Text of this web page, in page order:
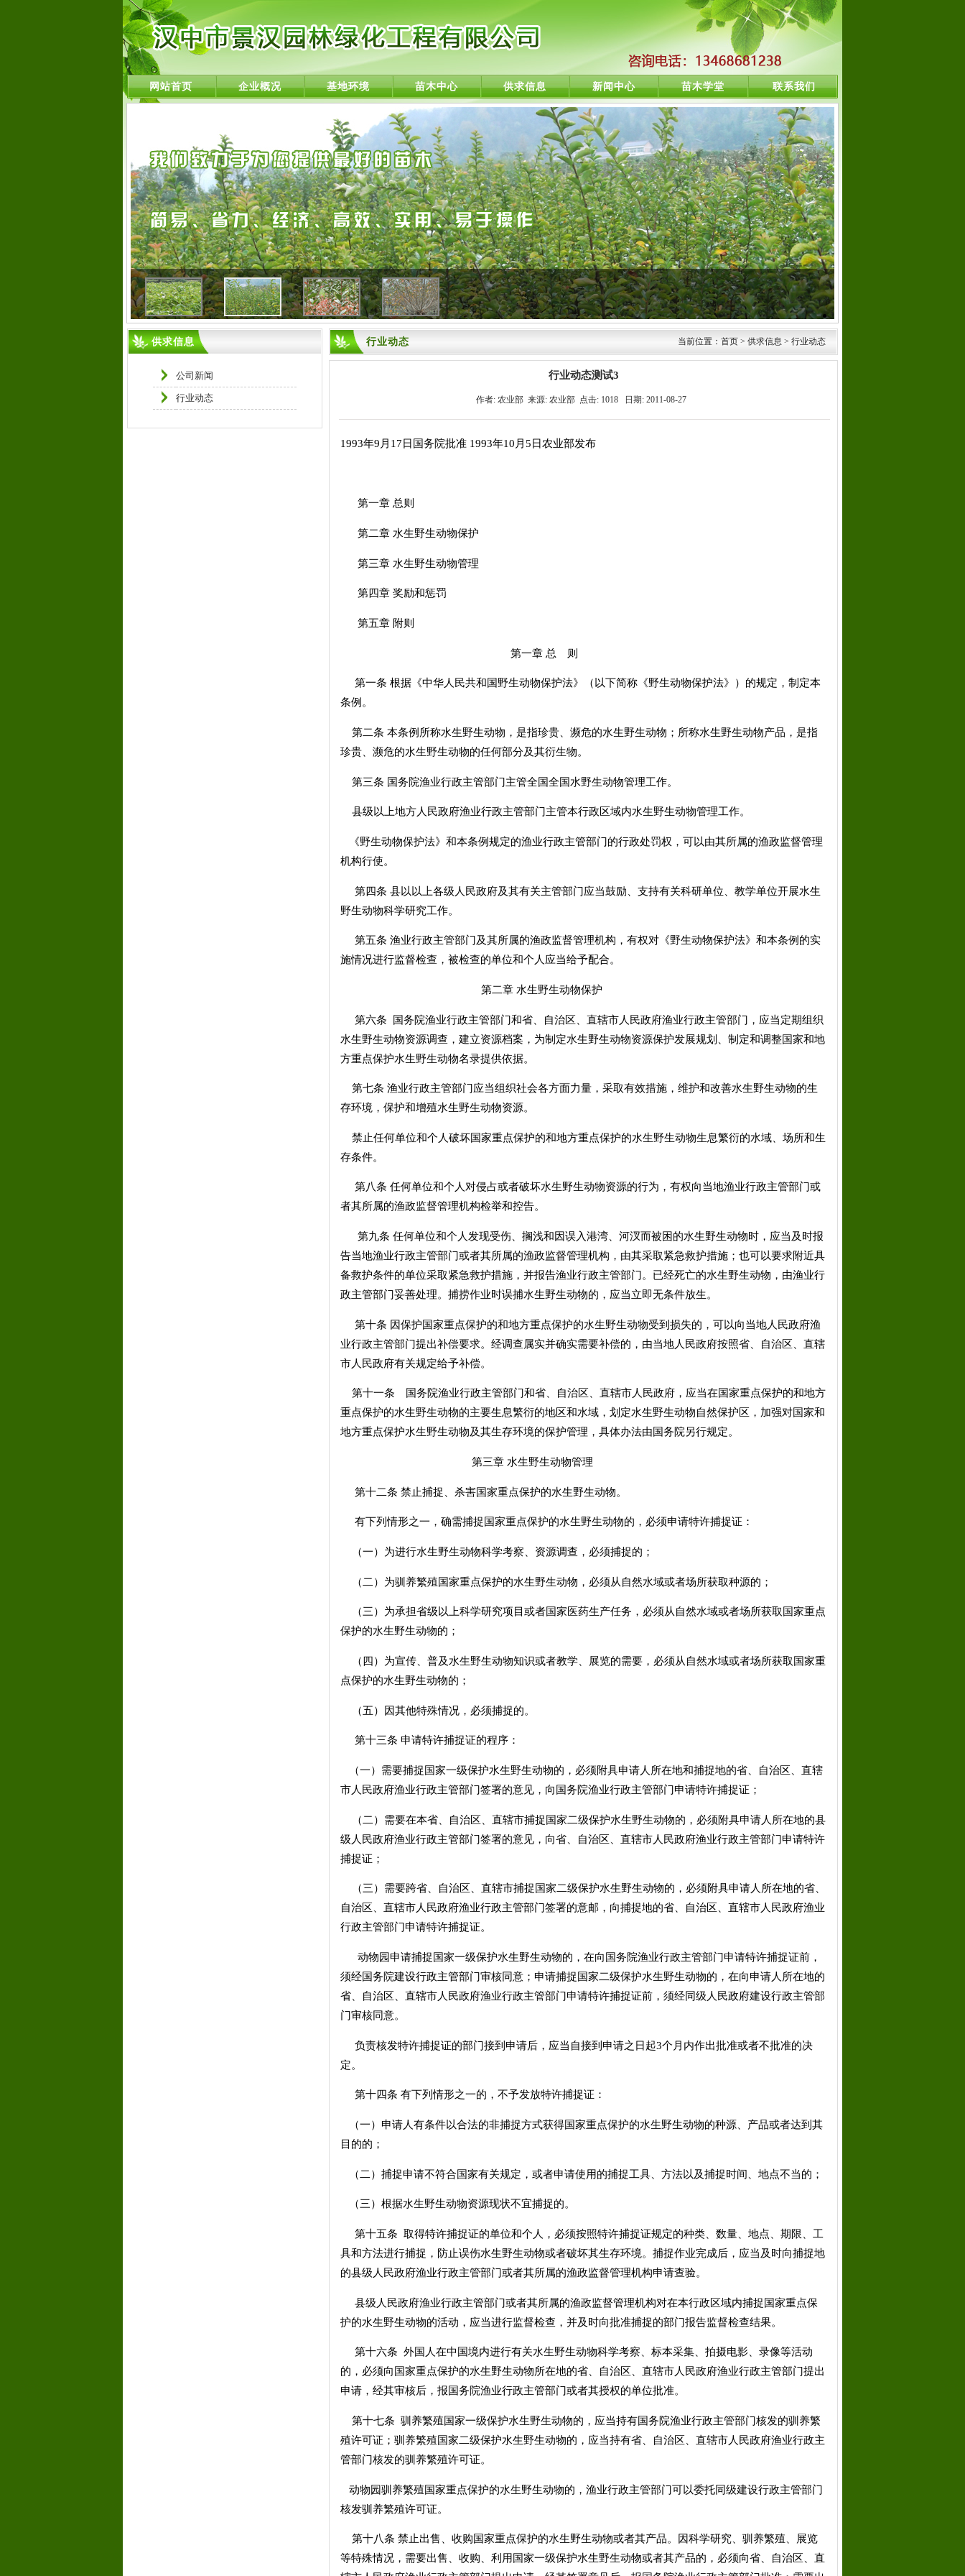
网站首页 企业概况 基地环境 苗木中心 供求信息 新闻中心 苗木学堂 联系我们
供求信息
公司新闻
行业动态
行业动态 当前位置：首页 > 供求信息 > 行业动态
行业动态测试3
作者: 农业部 来源: 农业部 点击: 1018 日期: 2011-08-27
1993年9月17日国务院批准 1993年10月5日农业部发布
第一章 总则
第二章 水生野生动物保护
第三章 水生野生动物管理
第四章 奖励和惩罚
第五章 附则
第一章 总 则
第一条 根据《中华人民共和国野生动物保护法》（以下简称《野生动物保护法》）的规定，制定本
条例。
第二条 本条例所称水生野生动物，是指珍贵、濒危的水生野生动物；所称水生野生动物产品，是指
珍贵、濒危的水生野生动物的任何部分及其衍生物。
第三条 国务院渔业行政主管部门主管全国全国水野生动物管理工作。
县级以上地方人民政府渔业行政主管部门主管本行政区域内水生野生动物管理工作。
《野生动物保护法》和本条例规定的渔业行政主管部门的行政处罚权，可以由其所属的渔政监督管理
机构行使。
第四条 县以以上各级人民政府及其有关主管部门应当鼓励、支持有关科研单位、教学单位开展水生
野生动物科学研究工作。
第五条 渔业行政主管部门及其所属的渔政监督管理机构，有权对《野生动物保护法》和本条例的实
施情况进行监督检查，被检查的单位和个人应当给予配合。
第二章 水生野生动物保护
第六条 国务院渔业行政主管部门和省、自治区、直辖市人民政府渔业行政主管部门，应当定期组织
水生野生动物资源调查，建立资源档案，为制定水生野生动物资源保护发展规划、制定和调整国家和地
方重点保护水生野生动物名录提供依据。
第七条 渔业行政主管部门应当组织社会各方面力量，采取有效措施，维护和改善水生野生动物的生
存环境，保护和增殖水生野生动物资源。
禁止任何单位和个人破坏国家重点保护的和地方重点保护的水生野生动物生息繁衍的水域、场所和生
存条件。
第八条 任何单位和个人对侵占或者破坏水生野生动物资源的行为，有权向当地渔业行政主管部门或
者其所属的渔政监督管理机构检举和控告。
第九条 任何单位和个人发现受伤、搁浅和因误入港湾、河汊而被困的水生野生动物时，应当及时报
告当地渔业行政主管部门或者其所属的渔政监督管理机构，由其采取紧急救护措施；也可以要求附近具
备救护条件的单位采取紧急救护措施，并报告渔业行政主管部门。已经死亡的水生野生动物，由渔业行
政主管部门妥善处理。捕捞作业时误捕水生野生动物的，应当立即无条件放生。
第十条 因保护国家重点保护的和地方重点保护的水生野生动物受到损失的，可以向当地人民政府渔
业行政主管部门提出补偿要求。经调查属实并确实需要补偿的，由当地人民政府按照省、自治区、直辖
市人民政府有关规定给予补偿。
第十一条 国务院渔业行政主管部门和省、自治区、直辖市人民政府，应当在国家重点保护的和地方
重点保护的水生野生动物的主要生息繁衍的地区和水域，划定水生野生动物自然保护区，加强对国家和
地方重点保护水生野生动物及其生存环境的保护管理，具体办法由国务院另行规定。
第三章 水生野生动物管理
第十二条 禁止捕捉、杀害国家重点保护的水生野生动物。
有下列情形之一，确需捕捉国家重点保护的水生野生动物的，必须申请特许捕捉证：
（一）为进行水生野生动物科学考察、资源调查，必须捕捉的；
（二）为驯养繁殖国家重点保护的水生野生动物，必须从自然水域或者场所获取种源的；
（三）为承担省级以上科学研究项目或者国家医药生产任务，必须从自然水域或者场所获取国家重点
保护的水生野生动物的；
（四）为宣传、普及水生野生动物知识或者教学、展览的需要，必须从自然水域或者场所获取国家重
点保护的水生野生动物的；
（五）因其他特殊情况，必须捕捉的。
第十三条 申请特许捕捉证的程序：
（一）需要捕捉国家一级保护水生野生动物的，必须附具申请人所在地和捕捉地的省、自治区、直辖
市人民政府渔业行政主管部门签署的意见，向国务院渔业行政主管部门申请特许捕捉证；
（二）需要在本省、自治区、直辖市捕捉国家二级保护水生野生动物的，必须附具申请人所在地的县
级人民政府渔业行政主管部门签署的意见，向省、自治区、直辖市人民政府渔业行政主管部门申请特许
捕捉证；
（三）需要跨省、自治区、直辖市捕捉国家二级保护水生野生动物的，必须附具申请人所在地的省、
自治区、直辖市人民政府渔业行政主管部门签署的意邮，向捕捉地的省、自治区、直辖市人民政府渔业
行政主管部门申请特许捕捉证。
动物园申请捕捉国家一级保护水生野生动物的，在向国务院渔业行政主管部门申请特许捕捉证前，
须经国务院建设行政主管部门审核同意；申请捕捉国家二级保护水生野生动物的，在向申请人所在地的
省、自治区、直辖市人民政府渔业行政主管部门申请特许捕捉证前，须经同级人民政府建设行政主管部
门审核同意。
负责核发特许捕捉证的部门接到申请后，应当自接到申请之日起3个月内作出批准或者不批准的决
定。
第十四条 有下列情形之一的，不予发放特许捕捉证：
（一）申请人有条件以合法的非捕捉方式获得国家重点保护的水生野生动物的种源、产品或者达到其
目的的；
（二）捕捉申请不符合国家有关规定，或者申请使用的捕捉工具、方法以及捕捉时间、地点不当的；
（三）根据水生野生动物资源现状不宜捕捉的。
第十五条 取得特许捕捉证的单位和个人，必须按照特许捕捉证规定的种类、数量、地点、期限、工
具和方法进行捕捉，防止误伤水生野生动物或者破坏其生存环境。捕捉作业完成后，应当及时向捕捉地
的县级人民政府渔业行政主管部门或者其所属的渔政监督管理机构申请查验。
县级人民政府渔业行政主管部门或者其所属的渔政监督管理机构对在本行政区域内捕捉国家重点保
护的水生野生动物的活动，应当进行监督检查，并及时向批准捕捉的部门报告监督检查结果。
第十六条 外国人在中国境内进行有关水生野生动物科学考察、标本采集、拍摄电影、录像等活动
的，必须向国家重点保护的水生野生动物所在地的省、自治区、直辖市人民政府渔业行政主管部门提出
申请，经其审核后，报国务院渔业行政主管部门或者其授权的单位批准。
第十七条 驯养繁殖国家一级保护水生野生动物的，应当持有国务院渔业行政主管部门核发的驯养繁
殖许可证；驯养繁殖国家二级保护水生野生动物的，应当持有省、自治区、直辖市人民政府渔业行政主
管部门核发的驯养繁殖许可证。
动物园驯养繁殖国家重点保护的水生野生动物的，渔业行政主管部门可以委托同级建设行政主管部门
核发驯养繁殖许可证。
第十八条 禁止出售、收购国家重点保护的水生野生动物或者其产品。因科学研究、驯养繁殖、展览
等特殊情况，需要出售、收购、利用国家一级保护水生野生动物或者其产品的，必须向省、自治区、直